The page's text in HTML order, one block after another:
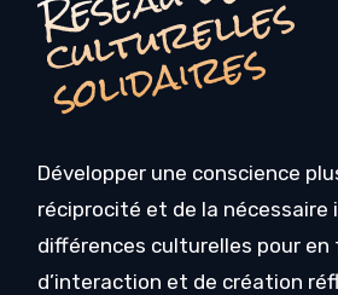
R
s
s
Développer une conscience
réciprocité et de la
différences culturelles pour
d’interaction et de création